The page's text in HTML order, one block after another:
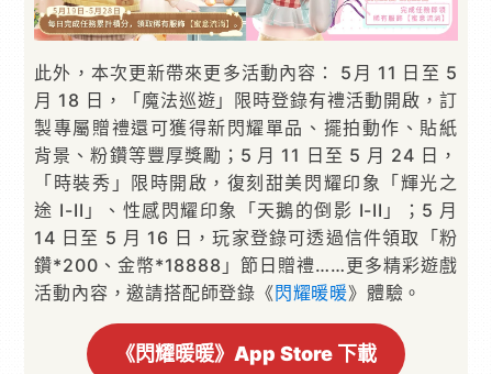
此外，本次更新帶來更多活動內容： 5月 11 日至 5
月 18 日，「魔法巡遊」限時登錄有禮活動開啟，訂
製專屬贈禮還可獲得新閃耀單品、擺拍動作、貼紙
背景、粉鑽等豐厚獎勵；5 月 11 日至 5 月 24 日，
「時裝秀」限時開啟，復刻甜美閃耀印象「輝光之
途 I-II」、性感閃耀印象「天鵝的倒影 I-II」；5 月
14 日至 5 月 16 日，玩家登錄可透過信件領取「粉
鑽*200、金幣*18888」節日贈禮……更多精彩遊戲
活動內容，邀請搭配師登錄《閃耀暖暖》體驗。
《閃耀暖暖》App Store 下載